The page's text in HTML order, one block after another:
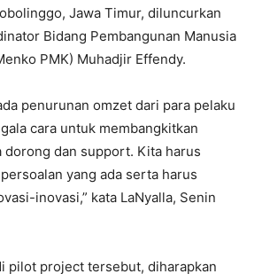
Jawa Timur, diluncurkan
Bidang Pembangunan Manusia
PMK) Muhadjir Effendy.
penurunan omzet dari para pelaku
cara untuk membangkitkan
dorong dan support. Kita harus
yang ada serta harus
inovasi,” kata LaNyalla, Senin
pilot project tersebut, diharapkan